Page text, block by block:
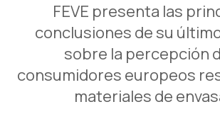
FEVE presenta las
conclusiones de su
sobre la percepción
consumidores europeos
materiales de